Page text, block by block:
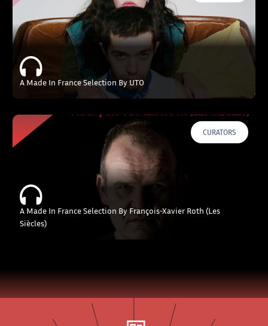
A Made In France Selection By UTO
CURATORS
A Made In France Selection By François-Xavier Roth (Les
Siècles)